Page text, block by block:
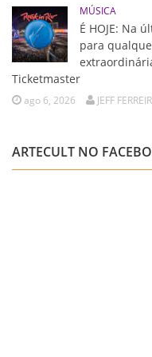
MÚSICA
É HOJE: Na
para
Ticketmaster
ago 6, 2026 JEFF
ARTECULT NO